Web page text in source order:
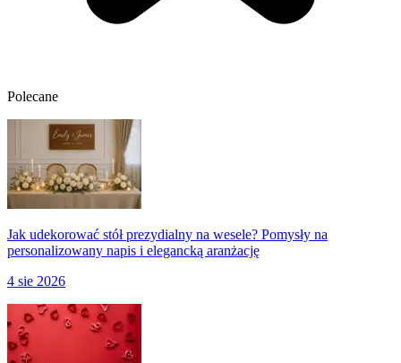
Polecane
Jak udekorować stół prezydialny na wesele? Pomysły na
personalizowany napis i elegancką aranżację
4 sie 2026